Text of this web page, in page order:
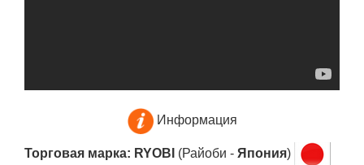
Информация
Торговая марка: RYOBI (Райоби - Япония)